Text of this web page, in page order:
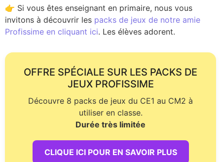
👉 Si vous êtes enseignant en primaire, nous vous
invitons à découvrir les packs de jeux de notre amie
Profissime en cliquant ici. Les élèves adorent.
OFFRE SPÉCIALE SUR LES PACKS DE
JEUX PROFISSIME
Découvre 8 packs de jeux du CE1 au CM2 à
utiliser en classe.
Durée très limitée
CLIQUE ICI POUR EN SAVOIR PLUS